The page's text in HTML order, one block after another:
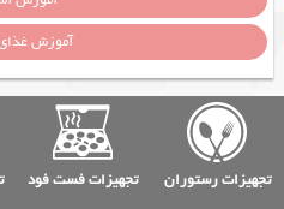
آموزش غذای
تجهیزات رستوران تجهیزات فست فود